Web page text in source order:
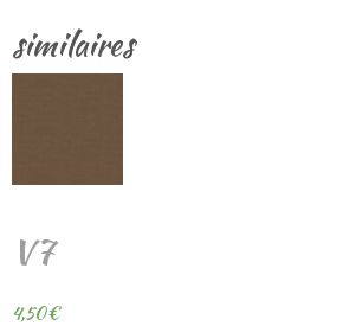
similaires
V7
4,50€